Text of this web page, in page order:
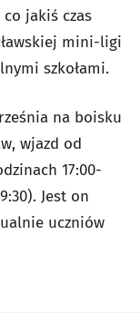
co jakiś czas
mini-ligi
szkołami.
na boisku
wjazd od
17:00-
Jest on
uczniów